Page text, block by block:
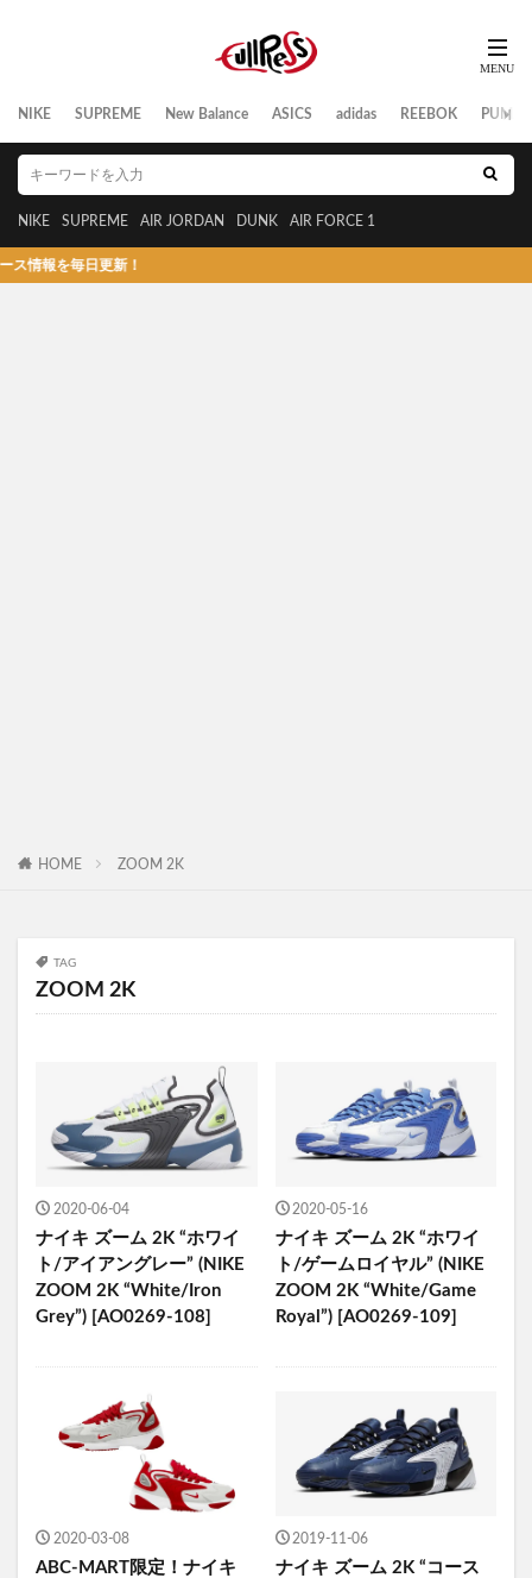
NIKE SUPREME New Balance ASICS adidas REEBOK PUMA
NIKE SUPREME AIR JORDAN DUNK AIR FORCE 1
毎日更新！
HOME ZOOM 2K
TAG
ZOOM 2K
2020-06-04
ナイキ ズーム 2K “ホワイ
ト/アイアングレー” (NIKE
ZOOM 2K “White/Iron
Grey”) [AO0269-108]
2020-05-16
ナイキ ズーム 2K “ホワイ
ト/ゲームロイヤル” (NIKE
ZOOM 2K “White/Game
Royal”) [AO0269-109]
2020-03-08
ABC-MART限定！ナイキ
2019-11-06
ナイキ ズーム 2K “コース